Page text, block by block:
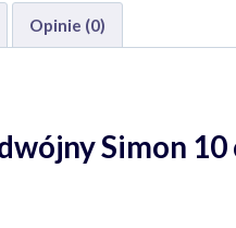
Opinie (0)
Simon